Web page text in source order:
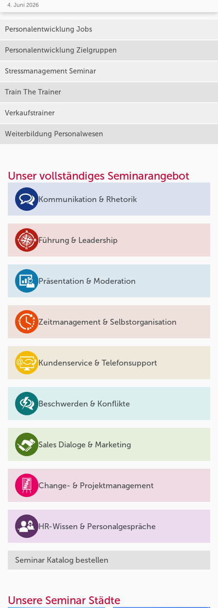
4. Juni 2026
Personalentwicklung Jobs
Personalentwicklung Zielgruppen
Stressmanagement Seminar
Train The Trainer
Verkaufstrainer
Weiterbildung Personalwesen
Unser vollständiges Seminarangebot
Kommunikation & Rhetorik
Führung & Leadership
Präsentation & Moderation
Zeitmanagement & Selbstorganisation
Kundenservice & Telefonsupport
Beschwerden & Konflikte
Sales Dialoge & Marketing
Change- & Projektmanagement
HR-Wissen & Personalgespräche
Seminar Katalog bestellen
Unsere Seminar Städte